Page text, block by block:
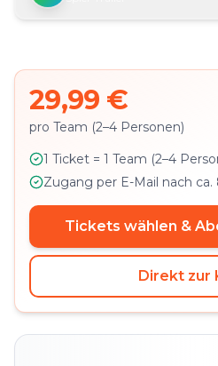
29,99 €
pro Team (2–4 Personen)
1 Ticket = 1 Team (2–4
Zugang per E-Mail nach
Tickets wählen &
Direkt zur